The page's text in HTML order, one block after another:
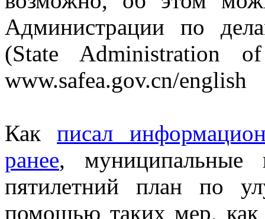
Администрации по
(State Administration
www.safea.gov.cn/english
Какписал
ранее, муниципальные
пятилетний план по
помощью таких мер, как